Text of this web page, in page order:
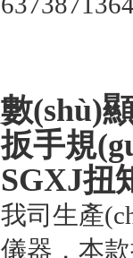
數(shù)
扳手規
SGXJ扭
我司生產
儀器